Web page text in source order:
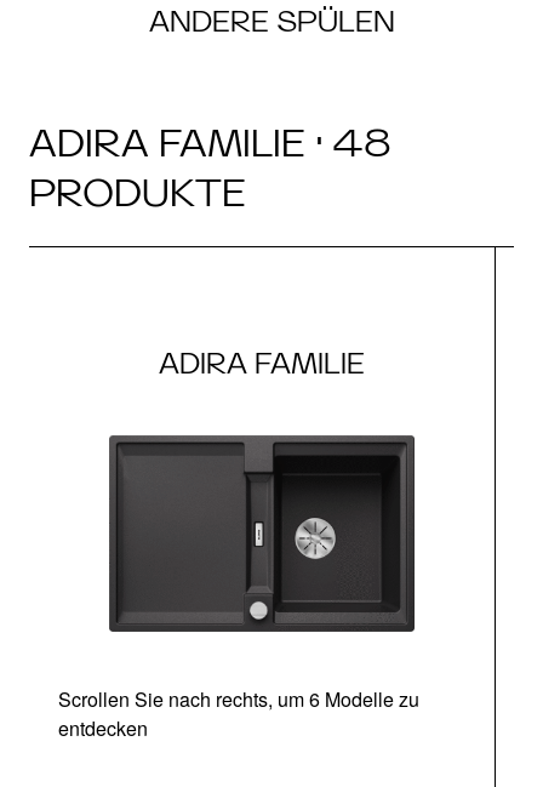
ANDERE SPÜLEN
ADIRA FAMILIE · 48
PRODUKTE
ADIRA FAMILIE
Scrollen Sie nach rechts, um 6 Modelle zu
entdecken